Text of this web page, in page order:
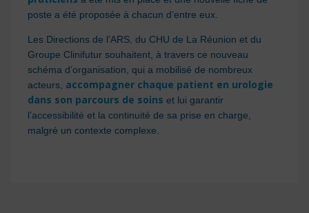
poste a été proposée à chacun d’entre eux.
Les Directions de l’ARS, du CHU de La Réunion et du
Groupe Clinifutur souhaitent, à travers ce nouveau
schéma d’organisation, qui a mobilisé de nombreux
acteurs, accompagner chaque patient en urologie
dans son parcours de soins et lui garantir
l’accessibilité et la continuité de sa prise en charge,
malgré un contexte complexe.